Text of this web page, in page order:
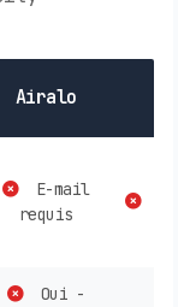
Airalo
E-mail
requis
Oui -